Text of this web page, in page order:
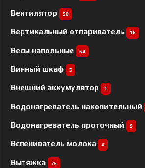
Вентилятор 50
Вертикальный отпариватель 16
Весы напольные 64
Винный шкаф 5
Внешний аккумулятор 1
Водонагреватель накопительный
Водонагреватель проточный 9
Вспениватель молока 4
Вытяжка 76